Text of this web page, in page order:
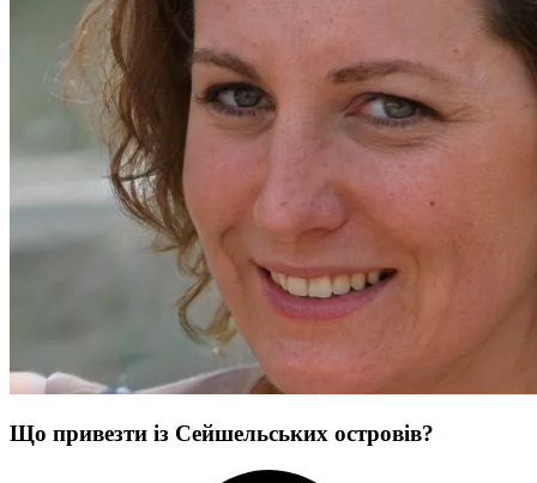
Що привезти із Сейшельських островів?